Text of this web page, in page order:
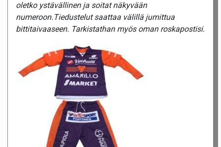
oletko ystävällinen ja soitat näkyvään
numeroon.Tiedustelut saattaa välillä jumittua
bittitaivaaseen. Tarkistathan myös oman roskapostisi.